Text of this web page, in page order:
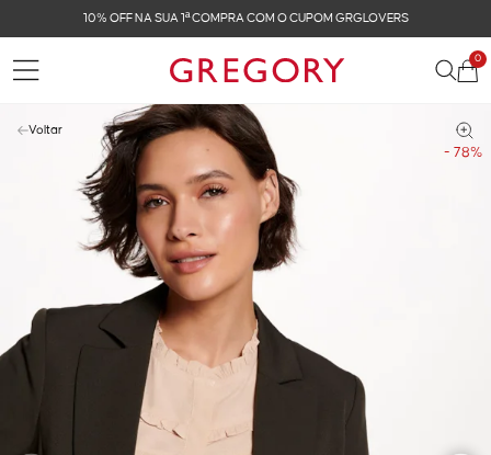
10% OFF NA SUA 1ª COMPRA COM O CUPOM GRGLOVERS
0
- 78%
Voltar